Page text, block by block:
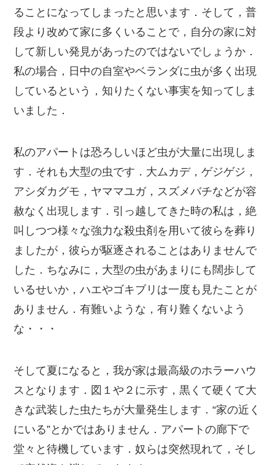
ることになってしまったと思います．そして，普
段より改めて家に多くいることで，自分の家に対
して新しい発見があったのではないでしょうか．
私の場合，日中の自室やベランダに虫が多く出現
しているという，知りたくない事実を知ってしま
いました．
私のアパートは恐ろしいほど虫が大量に出現しま
す．それも大型の虫です．大ムカデ，ゲジゲジ，
アシダカグモ，ヤママユガ，スズメバチなどが容
赦なく出現します．引っ越してきた時の私は，絶
叫しつつ様々な強力な殺虫剤を用いて彼らを葬り
ましたが，彼らが駆逐されることはありませんで
した．ちなみに，大型の虫があまりにも闊歩して
いるせいか，ハエやゴキブリは一度も見たことが
ありません．有難いような，有り難くないよう
な・・・
そして夏になると，我が家は最高級のホラーハウ
スとなります．図１や２に示す，黒くて硬くて大
きな武装した虫たちが大量発生します．“家の近く
にいる”とかではありません．アパートの廊下で
堂々と待機しています．奴らは突然現れて，そし